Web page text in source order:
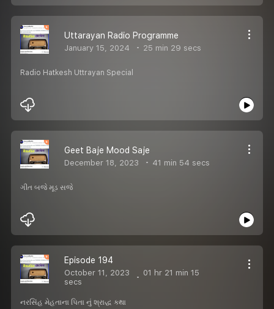
Uttarayan Radio Programme
January 15, 2024 25 min 29 secs
Radio Hatkesh Uttrayan Special
Geet Baje Mood Saje
December 18, 2023 41 min 54 secs
ગીત બજે મૂડ સજે
Episode 194
October 11, 2023
01 hr 21 min 15
secs
નરસિંહ મેહતાના પિતા નું શ્રાદ્ધ કથા